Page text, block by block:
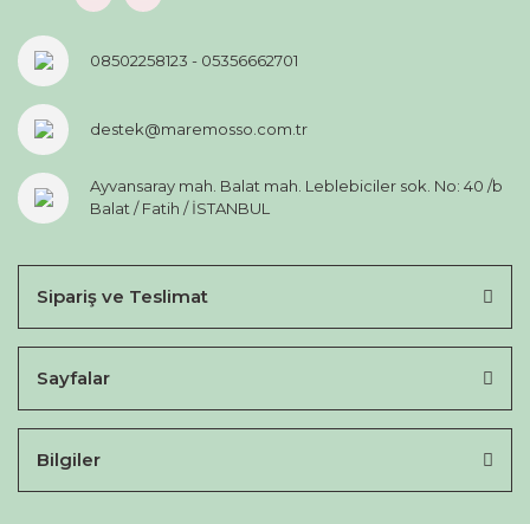
08502258123 - 05356662701
destek@maremosso.com.tr
Ayvansaray mah. Balat mah. Leblebiciler sok. No: 40 /b
Balat / Fatih / İSTANBUL
Sipariş ve Teslimat
Sayfalar
Bilgiler